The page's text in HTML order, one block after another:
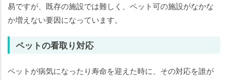
易ですが、既存の施設では難しく、ペット可の施設がなかな
か増えない要因になっています。
ペットの看取り対応
ペットが病気になったり寿命を迎えた時に、その対応を誰が